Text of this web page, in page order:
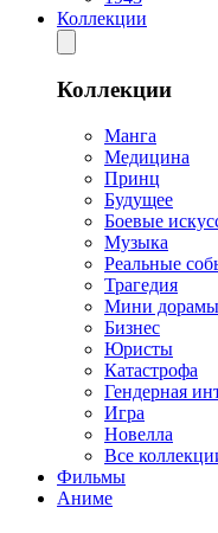
Коллекции
Коллекции
Манга
Медицина
Принц
Будущее
Боевые
Музыка
Реальные
Трагедия
Мини дорамы
Бизнес
Юристы
Катастрофа
Гендерная
Игра
Новелла
Все
Фильмы
Аниме